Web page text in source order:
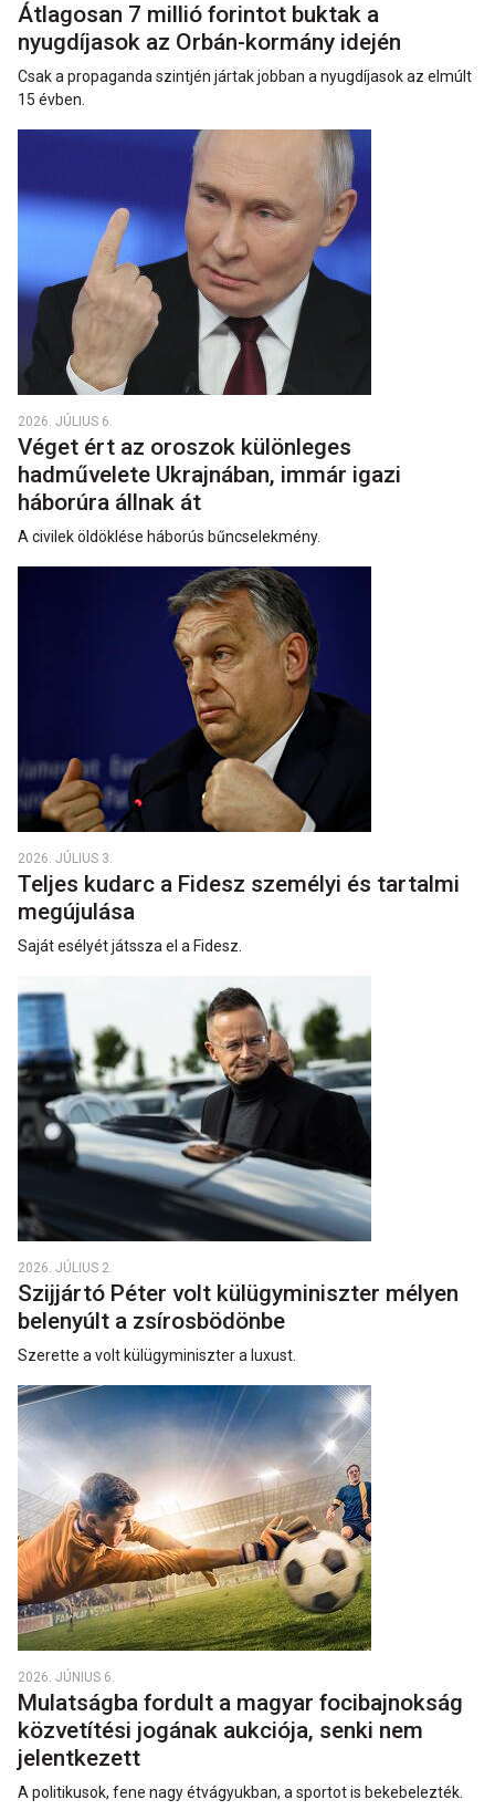
Átlagosan 7 millió forintot buktak a
nyugdíjasok az Orbán-kormány idején
Csak a propaganda szintjén jártak jobban a nyugdíjasok az elmúlt
15 évben.
2026. JÚLIUS 6.
Véget ért az oroszok különleges
hadművelete Ukrajnában, immár igazi
háborúra állnak át
A civilek öldöklése háborús bűncselekmény.
2026. JÚLIUS 3.
Teljes kudarc a Fidesz személyi és tartalmi
megújulása
Saját esélyét játssza el a Fidesz.
2026. JÚLIUS 2.
Szijjártó Péter volt külügyminiszter mélyen
belenyúlt a zsírosbödönbe
Szerette a volt külügyminiszter a luxust.
2026. JÚNIUS 6.
Mulatságba fordult a magyar focibajnokság
közvetítési jogának aukciója, senki nem
jelentkezett
A politikusok, fene nagy étvágyukban, a sportot is bekebelezték.